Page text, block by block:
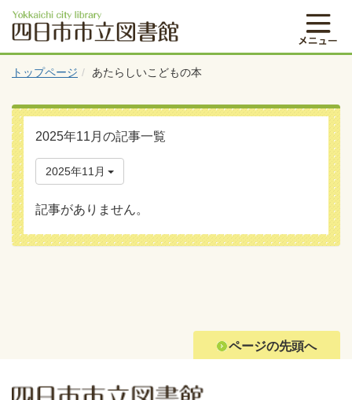
トップページ あたらしいこどもの本
2025年11月の記事一覧
2025年11月
記事がありません。
ページの先頭へ